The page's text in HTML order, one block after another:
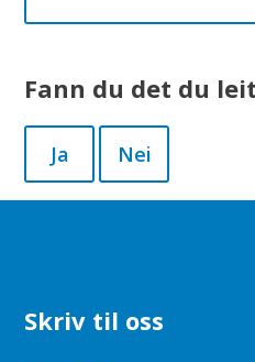
Fann du det du
Ja Nei
Skriv til oss